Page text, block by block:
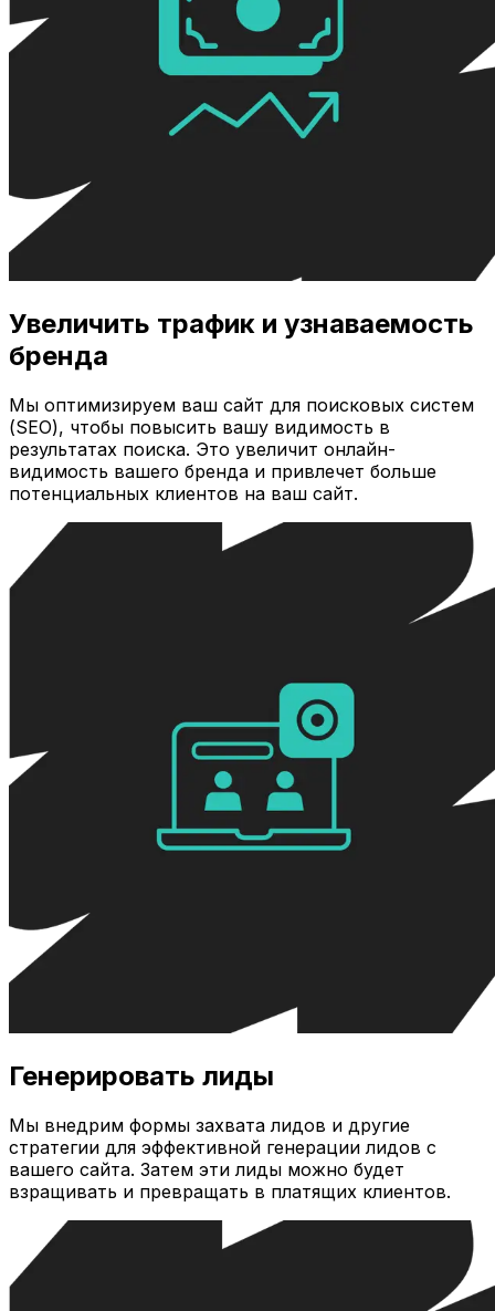
Увеличить трафик и узнаваемость
бренда
Мы оптимизируем ваш сайт для поисковых систем
(SEO), чтобы повысить вашу видимость в
результатах поиска. Это увеличит онлайн-
видимость вашего бренда и привлечет больше
потенциальных клиентов на ваш сайт.
Генерировать лиды
Мы внедрим формы захвата лидов и другие
стратегии для эффективной генерации лидов с
вашего сайта. Затем эти лиды можно будет
взращивать и превращать в платящих клиентов.